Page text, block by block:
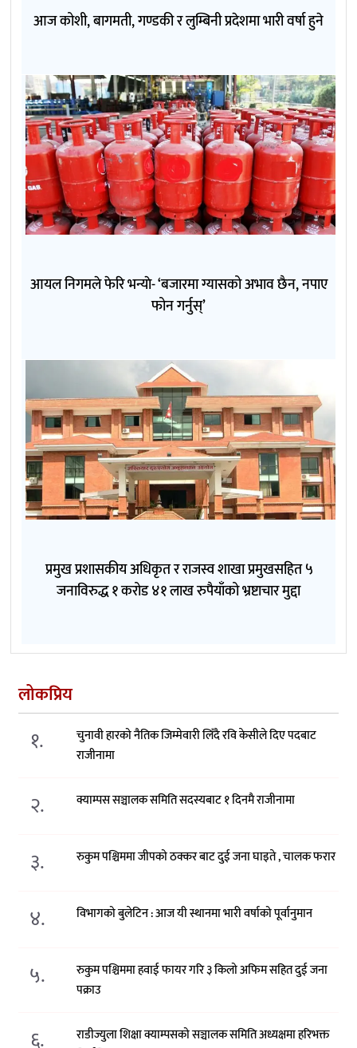
आज कोशी, बागमती, गण्डकी र लुम्बिनी प्रदेशमा भारी वर्षा हुने
आयल निगमले फेरि भन्याे- ‘बजारमा ग्यासको अभाव छैन, नपाए
फोन गर्नुस्’
प्रमुख प्रशासकीय अधिकृत र राजस्व शाखा प्रमुखसहित ५
जनाविरुद्ध १ करोड ४१ लाख रुपैयाँको भ्रष्टाचार मुद्दा
लोकप्रिय
१.
चुनावी हारको नैतिक जिम्मेवारी लिँदै रवि केसीले दिए पदबाट
राजीनामा
२. क्याम्पस सञ्चालक समिति सदस्यबाट १ दिनमै राजीनामा
३. रुकुम पश्चिममा जीपको ठक्कर बाट दुई जना घाइते , चालक फरार
४. विभागको बुलेटिन : आज यी स्थानमा भारी वर्षाको पूर्वानुमान
५.
रुकुम पश्चिममा हवाई फायर गरि ३ किलो अफिम सहित दुई जना
पक्राउ
६.
राडीज्युला शिक्षा क्याम्पसको सञ्चालक समिति अध्यक्षमा हरिभक्त